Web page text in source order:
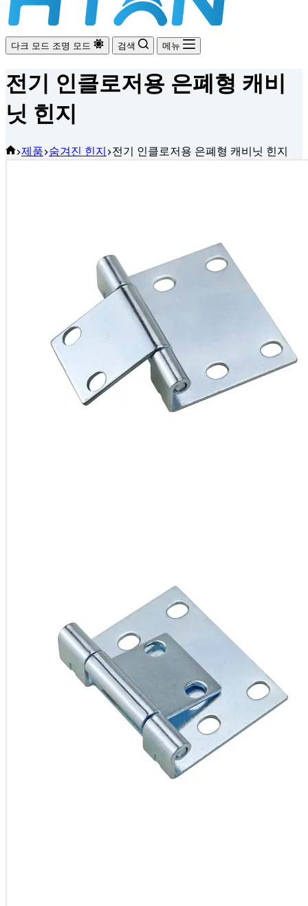
다크 모드 조명 모드 검색 메뉴
전기 인클로저용 은폐형 캐비
닛 힌지
홈제품 숨겨진 힌지 전기 인클로저용 은폐형 캐비닛 힌지